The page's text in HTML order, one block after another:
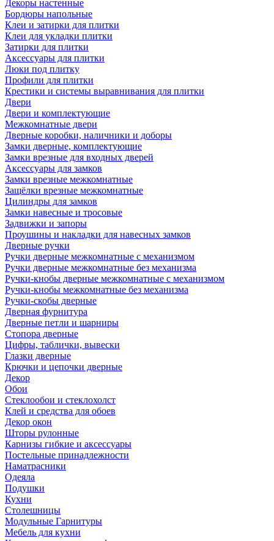
Декоры настенные
Бордюры напольные
Клеи и затирки для плитки
Клеи для укладки плитки
Затирки для плитки
Аксессуары для плитки
Люки под плитку
Профили для плитки
Крестики и системы выравнивания для плитки
Двери
Двери и комплектующие
Межкомнатные двери
Дверные коробки, наличники и доборы
Замки дверные, комплектующие
Замки врезные для входных дверей
Аксессуары для замков
Замки врезные межкомнатные
Защёлки врезные межкомнатные
Цилиндры для замков
Замки навесные и тросовые
Задвижки и запоры
Проушины и накладки для навесных замков
Дверные ручки
Ручки дверные межкомнатные с механизмом
Ручки дверные межкомнатные без механизма
Ручки-кнобы дверные межкомнатные с механизмом
Ручки-кнобы межкомнатные без механизма
Ручки-скобы дверные
Дверная фурнитура
Дверные петли и шарниры
Стопора дверные
Цифры, таблички, вывески
Глазки дверные
Крючки и цепочки дверные
Декор
Обои
Стеклообои и стеклохолст
Клей и средства для обоев
Декор окон
Шторы рулонные
Карнизы гибкие и аксессуары
Постельные принадлежности
Наматрасники
Одеяла
Подушки
Кухни
Столешницы
Модульные Гарнитуры
Мебель для кухни